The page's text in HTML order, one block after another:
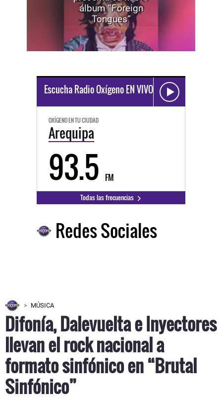
álbum “Foreign
Tongues”
Escucha Radio Oxígeno EN VIVO
OXÍGENO EN TU CIUDAD
Arequipa
93.5 FM
Todas las frecuencias
Redes Sociales
MÚSICA
Difonía, Dalevuelta e Inyectores
llevan el rock nacional a
formato sinfónico en “Brutal
Sinfónico”